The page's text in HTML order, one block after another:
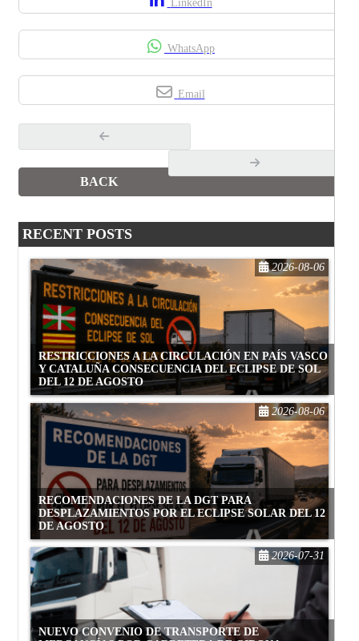
LinkedIn
WhatsApp
Email
BACK
RECENT POSTS
RESTRICCIONES A LA CIRCULACIÓN EN PAÍS VASCO
Y CATALUÑA CONSECUENCIA DEL ECLIPSE DE SOL
DEL 12 DE AGOSTO
2026-08-06
RECOMENDACIONES DE LA DGT PARA
DESPLAZAMIENTOS POR EL ECLIPSE SOLAR DEL 12
DE AGOSTO
2026-08-06
NUEVO CONVENIO DE TRANSPORTE DE
2026-07-31